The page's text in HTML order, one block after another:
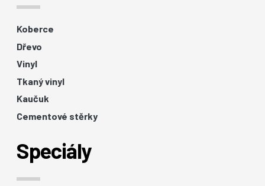
Koberce
Dřevo
Vinyl
Tkaný vinyl
Kaučuk
Cementové stěrky
Speciály